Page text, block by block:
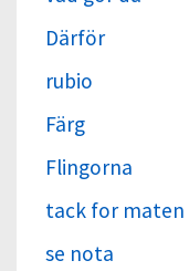
Därför
rubio
Färg
Flingorna
tack for maten
se nota